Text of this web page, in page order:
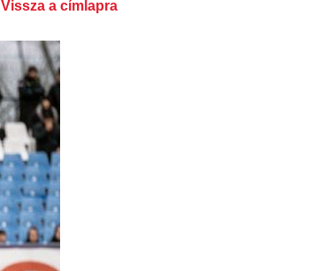
Vissza a címlapra